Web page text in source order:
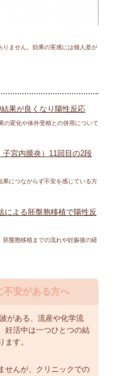
ません。効果の実感には個人差が
果が良くなり陽性反応
の変化や体外受精との併用について
宮内膜炎）11回目の2段
につながらず不安を感じている方
による胚盤胞移植で陽性反
盤胞移植までの流れや妊娠後の経
不安がある方へ
がある、流産や化学流
妊活中は一つひとつの結
す。
せんが、クリニックでの